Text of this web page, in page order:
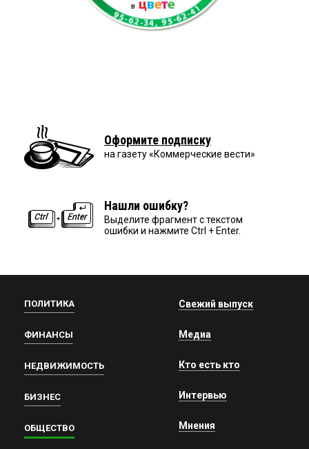
Оформите подписку
на газету «Коммерческие вести»
Нашли ошибку?
Выделите фрагмент с текстом
ошибки и нажмите Ctrl + Enter.
ПОЛИТИКА
ФИНАНСЫ
НЕДВИЖИМОСТЬ
БИЗНЕС
ОБЩЕСТВО
Свежий выпуск
Медиа
Кто есть кто
Интервью
Мнения